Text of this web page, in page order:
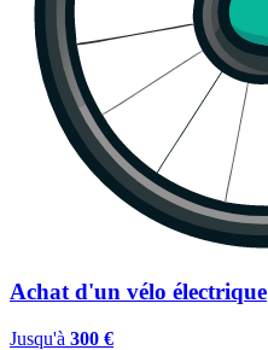
Achat d'un vélo électrique
Jusqu'à 300 €